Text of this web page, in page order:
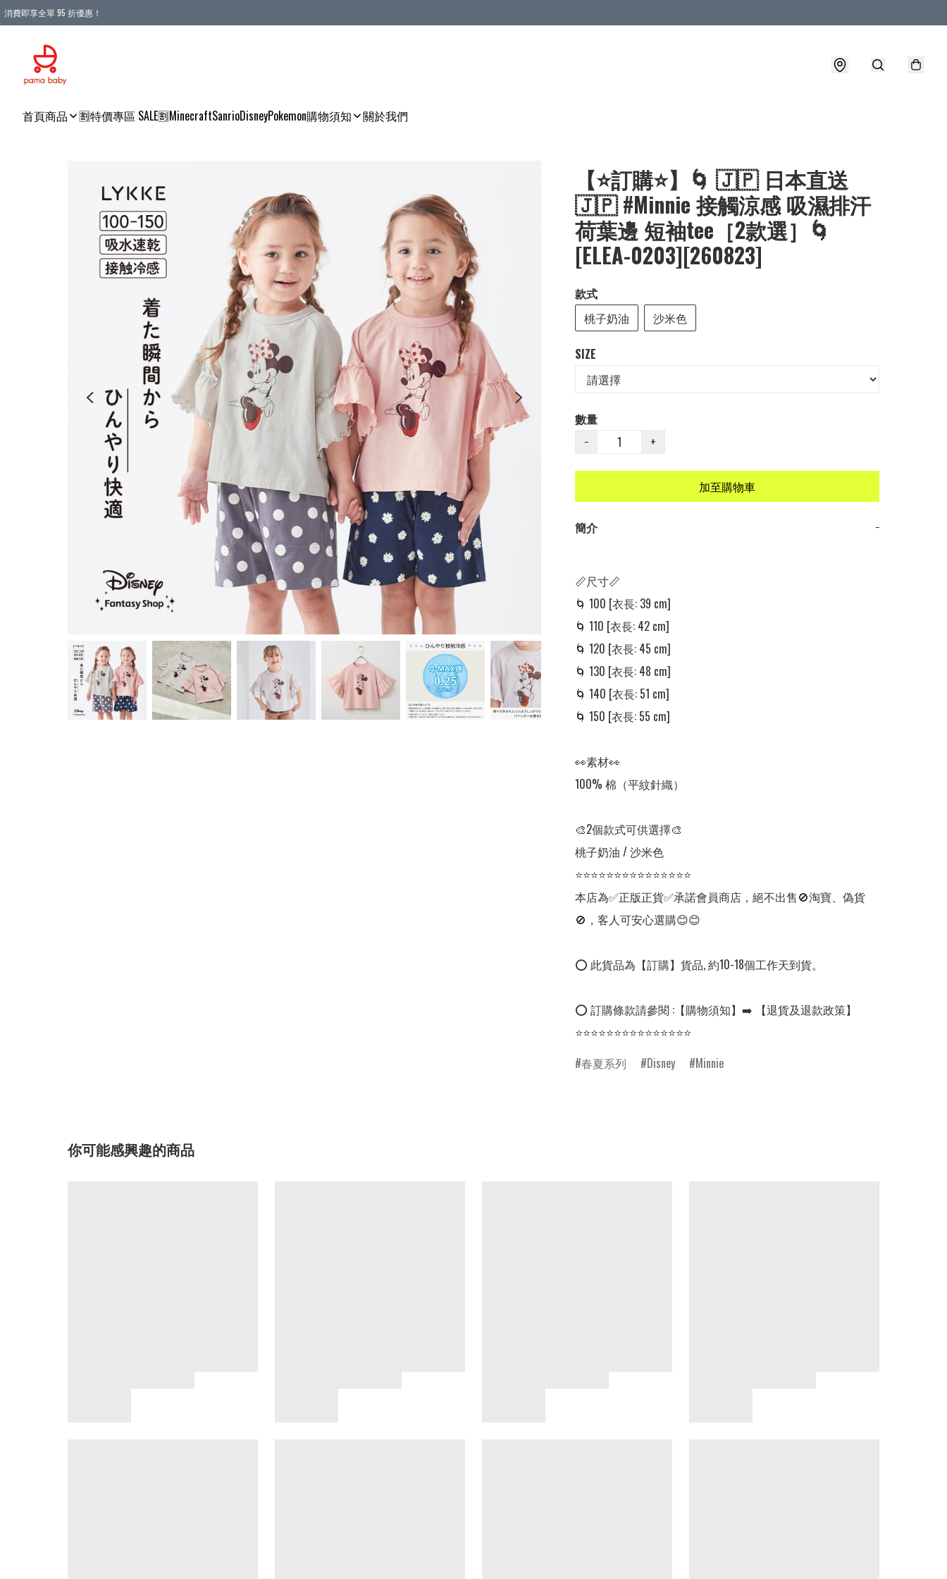
消費即享全單 95 折優惠！
首頁商品 🈹特價專區 SALE🈹MinecraftSanrioDisneyPokemon購物須知 關於我們
【⭐訂購⭐】🌀 🇯🇵 日本直送
🇯🇵 #Minnie 接觸涼感 吸濕排汗
荷葉邊 短袖tee［2款選］🌀
[ELEA-0203][260823]
款式
桃子奶油
沙米色
SIZE
數量
−
+
加至購物車
簡介 −
📏尺寸📏
🌀 100 [衣長: 39 cm]
🌀 110 [衣長: 42 cm]
🌀 120 [衣長: 45 cm]
🌀 130 [衣長: 48 cm]
🌀 140 [衣長: 51 cm]
🌀 150 [衣長: 55 cm]
👀素材👀
100% 棉（平紋針織）
🎨2個款式可供選擇🎨
桃子奶油 / 沙米色
⭐⭐⭐⭐⭐⭐⭐⭐⭐⭐⭐⭐⭐⭐⭐
本店為✅正版正貨✅承諾會員商店，絕不出售🚫淘寶、偽貨
🚫，客人可安心選購😊😊
⭕ 此貨品為【訂購】貨品, 約10-18個工作天到貨。
⭕ 訂購條款請參閱 :【購物須知】➡️ 【退貨及退款政策】
⭐⭐⭐⭐⭐⭐⭐⭐⭐⭐⭐⭐⭐⭐⭐
春夏系列
Disney Minnie
你可能感興趣的商品